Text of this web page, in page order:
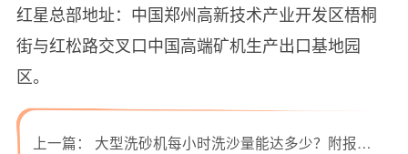
红星总部地址：中国郑州高新技术产业开发区梧桐
街与红松路交叉口中国高端矿机生产出口基地园
区。
上一篇： 大型洗砂机每小时洗沙量能达多少？附报价与现场视频